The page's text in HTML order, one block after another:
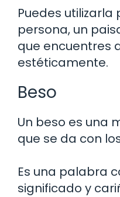
Puedes
persona, un
que encuentres
estéticamente.
Beso
Un beso es una
que se da con
Es una palabra
significado y